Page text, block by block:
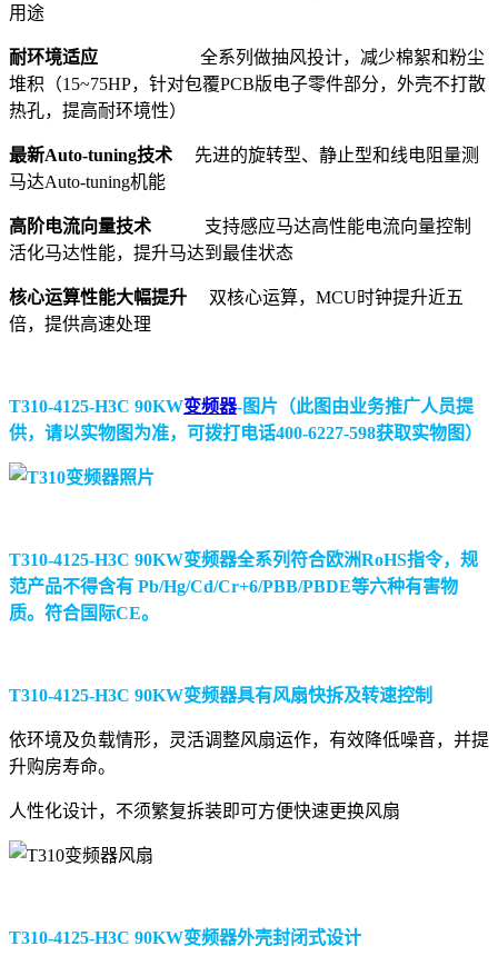
用途
耐环境适应 全系列做抽风投计，减少棉絮和粉尘
堆积（15~75HP，针对包覆PCB版电子零件部分，外壳不打散
热孔，提高耐环境性）
最新Auto-tuning技术 先进的旋转型、静止型和线电阻量测
马达Auto-tuning机能
高阶电流向量技术 支持感应马达高性能电流向量控制
活化马达性能，提升马达到最佳状态
核心运算性能大幅提升 双核心运算，MCU时钟提升近五
倍，提供高速处理
T310-4125-H3C 90KW变频器-图片（此图由业务推广人员提
供，请以实物图为准，可拨打电话400-6227-598获取实物图）
T310-4125-H3C 90KW变频器全系列符合欧洲RoHS指令，规
范产品不得含有 Pb/Hg/Cd/Cr+6/PBB/PBDE等六种有害物
质。符合国际CE。
T310-4125-H3C 90KW变频器具有风扇快拆及转速控制
依环境及负载情形，灵活调整风扇运作，有效降低噪音，并提
升购房寿命。
人性化设计，不须繁复拆装即可方便快速更换风扇
T310-4125-H3C 90KW变频器外壳封闭式设计